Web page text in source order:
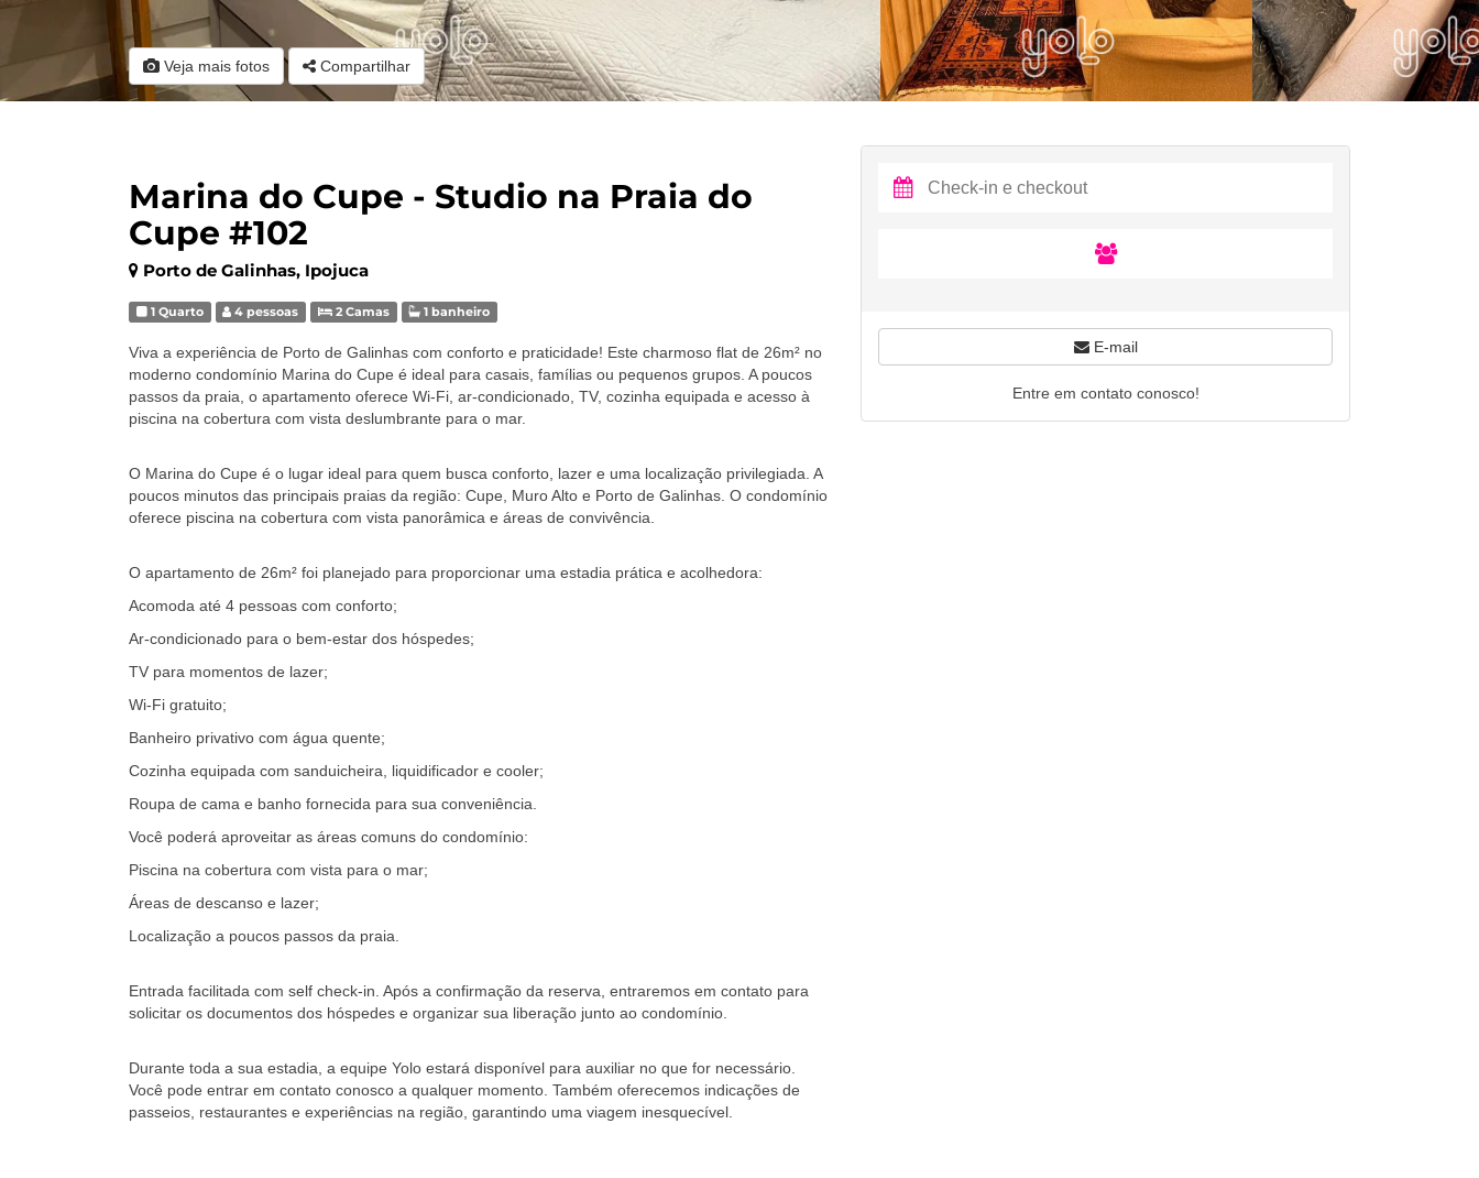
Veja mais fotos Compartilhar
Marina do Cupe - Studio na Praia do
Cupe #102
Porto de Galinhas, Ipojuca
1 Quarto 4 pessoas 2 Camas 1 banheiro
Viva a experiência de Porto de Galinhas com conforto e praticidade! Este charmoso flat de 26m² no
moderno condomínio Marina do Cupe é ideal para casais, famílias ou pequenos grupos. A poucos
passos da praia, o apartamento oferece Wi-Fi, ar-condicionado, TV, cozinha equipada e acesso à
piscina na cobertura com vista deslumbrante para o mar.
O Marina do Cupe é o lugar ideal para quem busca conforto, lazer e uma localização privilegiada. A
poucos minutos das principais praias da região: Cupe, Muro Alto e Porto de Galinhas. O condomínio
oferece piscina na cobertura com vista panorâmica e áreas de convivência.
O apartamento de 26m² foi planejado para proporcionar uma estadia prática e acolhedora:
Acomoda até 4 pessoas com conforto;
Ar-condicionado para o bem-estar dos hóspedes;
TV para momentos de lazer;
Wi-Fi gratuito;
Banheiro privativo com água quente;
Cozinha equipada com sanduicheira, liquidificador e cooler;
Roupa de cama e banho fornecida para sua conveniência.
Você poderá aproveitar as áreas comuns do condomínio:
Piscina na cobertura com vista para o mar;
Áreas de descanso e lazer;
Localização a poucos passos da praia.
Entrada facilitada com self check-in. Após a confirmação da reserva, entraremos em contato para
solicitar os documentos dos hóspedes e organizar sua liberação junto ao condomínio.
Durante toda a sua estadia, a equipe Yolo estará disponível para auxiliar no que for necessário.
Você pode entrar em contato conosco a qualquer momento. Também oferecemos indicações de
passeios, restaurantes e experiências na região, garantindo uma viagem inesquecível.
E-mail
Entre em contato conosco!